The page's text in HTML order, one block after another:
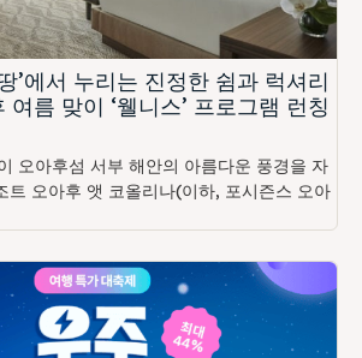
’에서 누리는 진정한 쉼과 럭셔리
름 맞이 ‘웰니스’ 프로그램 런칭
오아후섬 서부 해안의 아름다운 풍경을 자
트 오아후 앳 코올리나(이하, 포시즌스 오아